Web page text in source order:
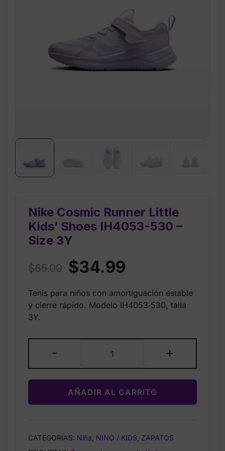
Nike Cosmic Runner Little
Kids’ Shoes IH4053-530 –
Size 3Y
$65.00 Original
was:
$34.99
is:
Tenis para niños con amortiguación estable
y cierre rápido. Modelo IH4053‑530, talla
3Y.
-
Cosmic
Runner
Little
Kids’
Shoes
–
+
AÑADIR AL CARRITO
CATEGORÍAS: Niña NINO / KIDS ZAPATOS